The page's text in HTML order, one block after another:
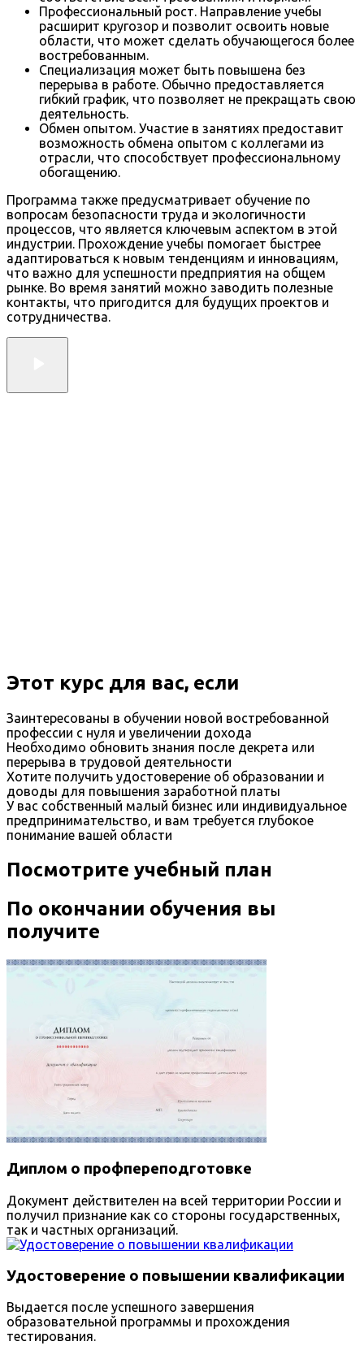
Профессиональный рост. Направление учебы
расширит кругозор и позволит освоить новые
области, что может сделать обучающегося более
востребованным.
Специализация может быть повышена без
перерыва в работе. Обычно предоставляется
гибкий график, что позволяет не прекращать свою
деятельность.
Обмен опытом. Участие в занятиях предоставит
возможность обмена опытом с коллегами из
отрасли, что способствует профессиональному
обогащению.
Программа также предусматривает обучение по
вопросам безопасности труда и экологичности
процессов, что является ключевым аспектом в этой
индустрии. Прохождение учебы помогает быстрее
адаптироваться к новым тенденциям и инновациям,
что важно для успешности предприятия на общем
рынке. Во время занятий можно заводить полезные
контакты, что пригодится для будущих проектов и
сотрудничества.
Этот курс для вас, если
Заинтересованы в обучении новой востребованной
профессии с нуля и увеличении дохода
Необходимо обновить знания после декрета или
перерыва в трудовой деятельности
Хотите получить удостоверение об образовании и
доводы для повышения заработной платы
У вас собственный малый бизнес или индивидуальное
предпринимательство, и вам требуется глубокое
понимание вашей области
Посмотрите учебный план
По окончании обучения вы
получите
Диплом о профпереподготовке
Документ действителен на всей территории России и
получил признание как со стороны государственных,
так и частных организаций.
Удостоверение о повышении квалификации
Выдается после успешного завершения
образовательной программы и прохождения
тестирования.